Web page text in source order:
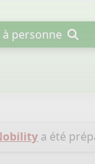
à personne
a été